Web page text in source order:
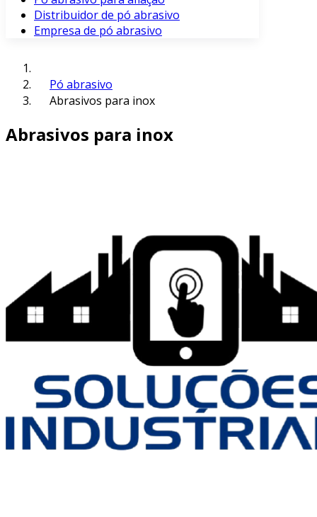
Distribuidor de pó abrasivo
Empresa de pó abrasivo
Pó abrasivo
Abrasivos para inox
Abrasivos para inox